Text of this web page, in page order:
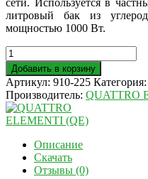
сети. Используется в
литровый бак из
мощностью 1000 Вт.
Добавить в корзину
Артикул: 910-225 Категория:
Производитель: QUATTRO
Описание
Скачать
Отзывы (0)